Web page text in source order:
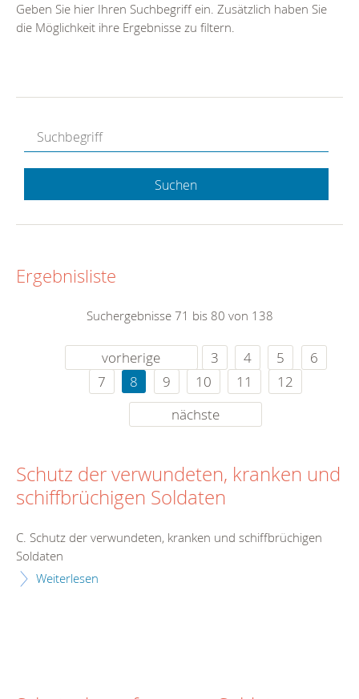
Geben Sie hier Ihren Suchbegriff ein. Zusätzlich haben Sie
die Möglichkeit ihre Ergebnisse zu filtern.
Suchen
Ergebnisliste
Suchergebnisse 71 bis 80 von 138
vorherige 3 4 5
6
7
8 9 10 11
12
nächste
Schutz der verwundeten, kranken und
schiffbrüchigen Soldaten
C. Schutz der verwundeten, kranken und schiffbrüchigen
Soldaten
Weiterlesen